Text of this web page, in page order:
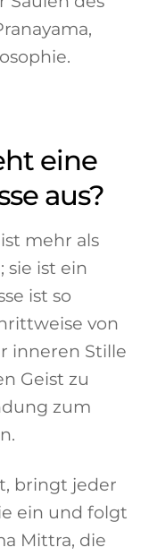
eine
aus?
mehr als
sie ist ein
ist so
von
inneren Stille
Geist zu
zum
bringt jeder
ein und folgt
Mittra, die